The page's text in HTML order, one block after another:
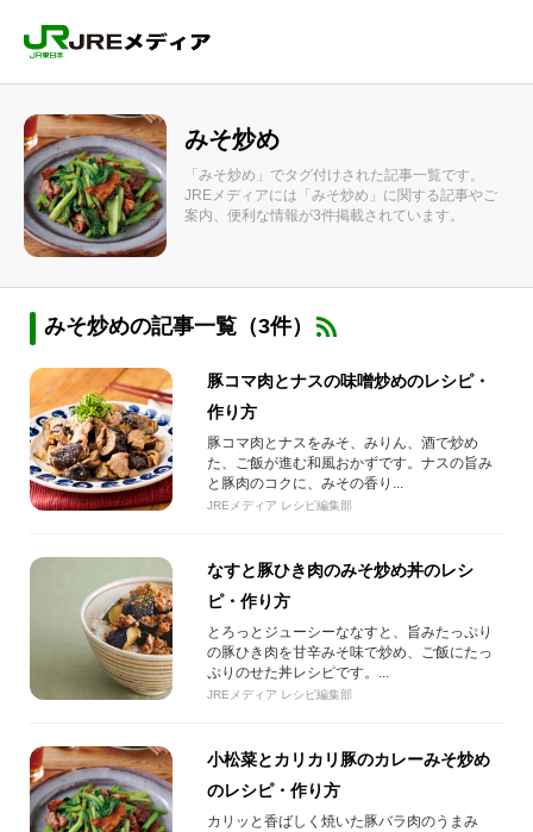
みそ炒め
「みそ炒め」でタグ付けされた記事一覧です。
JREメディアには「みそ炒め」に関する記事やご
案内、便利な情報が3件掲載されています。
みそ炒めの記事一覧（3件）
豚コマ肉とナスの味噌炒めのレシピ・
作り方
豚コマ肉とナスをみそ、みりん、酒で炒め
た、ご飯が進む和風おかずです。ナスの旨み
と豚肉のコクに、みその香り...
JREメディア レシピ編集部
なすと豚ひき肉のみそ炒め丼のレシ
ピ・作り方
とろっとジューシーななすと、旨みたっぷり
の豚ひき肉を甘辛みそ味で炒め、ご飯にたっ
ぷりのせた丼レシピです。...
JREメディア レシピ編集部
小松菜とカリカリ豚のカレーみそ炒め
のレシピ・作り方
カリッと香ばしく焼いた豚バラ肉のうまみ